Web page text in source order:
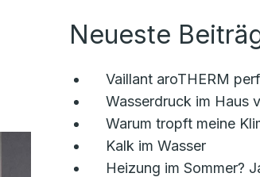
Neueste
Vaillant aroTHERM
Wasserdruck im Haus
Warum tropft meine
Kalk im Wasser
Heizung im Sommer?